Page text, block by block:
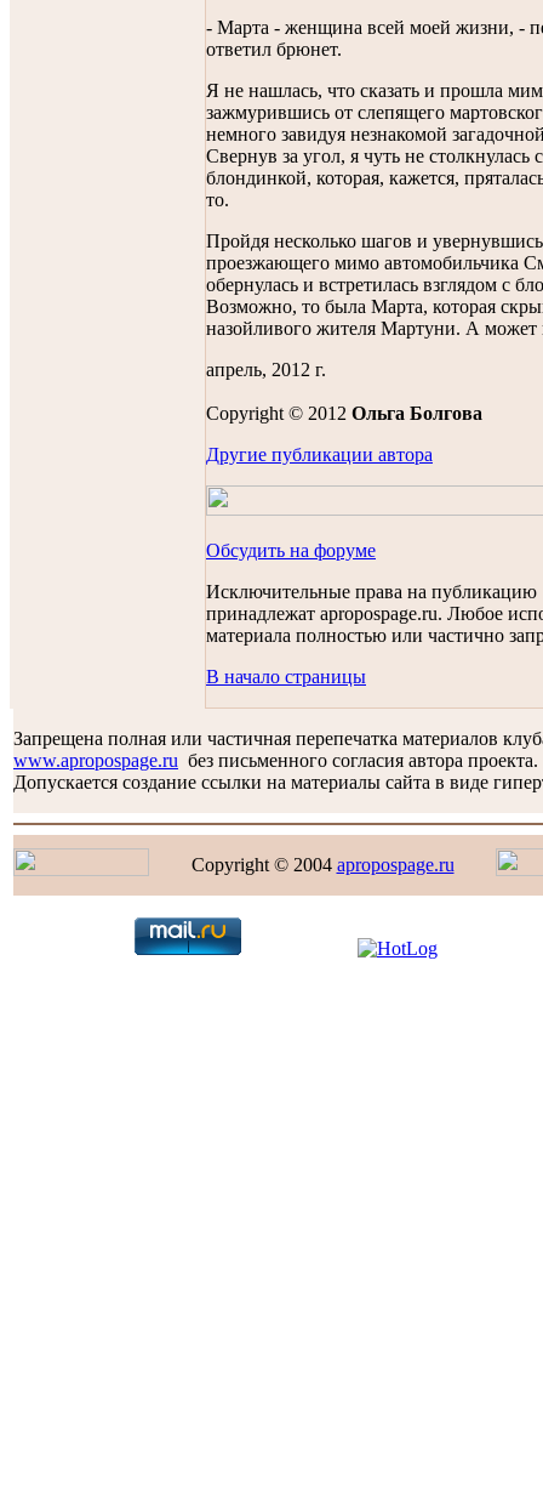
- Марта - женщина всей моей жизни, -
ответил брюнет.
Я не нашлась, что сказать и прошла
зажмурившись от слепящего
немного завидуя незнакомой
Свернув за угол, я чуть не столкнулась
блондинкой, которая, кажется,
то.
Пройдя несколько шагов и
проезжающего мимо автомобильчика
обернулась и встретилась взглядом с
Возможно, то была Марта, которая
назойливого жителя Мартуни. А может
апрель, 2012 г.
Copyright © 2012 Ольга Болгова
Другие публикации автора
Обсудить на форуме
Исключительные права на публикацию
принадлежат apropospage.ru. Любое
материала полностью или частично
В начало страницы
Запрещена полная или частичная перепечатка материалов
www.apropospage.ru без письменного согласия автора проекта.
Допускается создание ссылки на материалы сайта в виде
Copyright © 2004 apropospage.ru